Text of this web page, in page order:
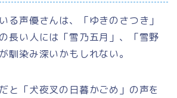
る声優さんは、「ゆきのさつき」
長い人には「雪乃五月」、「雪野
馴染み深いかもしれない。
と「犬夜叉の日暮かごめ」の声を